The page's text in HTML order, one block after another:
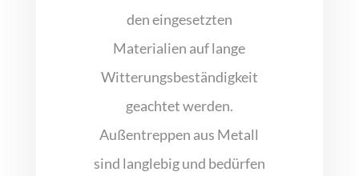
den eingesetzten
Materialien auf lange
Witterungsbeständigkeit
geachtet werden.
Außentreppen aus Metall
sind langlebig und bedürfen